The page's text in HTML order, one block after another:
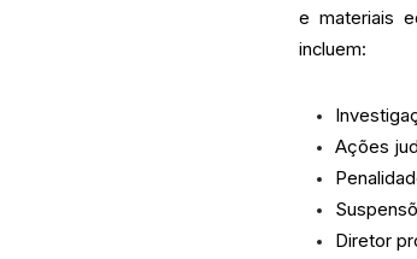
e materiais
incluem:
Ações
Diretor